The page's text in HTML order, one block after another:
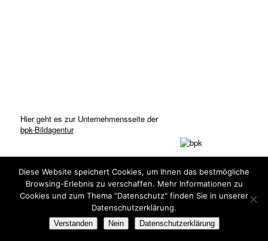
Hier geht es zur Unternehmensseite der
bpk-Bildagentur
© Copyright: bpk-Bildagentur 2020
Kontakt
Datenschutz Impressum
Diese Website speichert Cookies, um Ihnen das bestmögliche
Browsing-Erlebnis zu verschaffen. Mehr Informationen zu
Cookies und zum Thema "Datenschutz" finden Sie in unserer
Datenschutzerklärung.
Verstanden Nein Datenschutzerklärung